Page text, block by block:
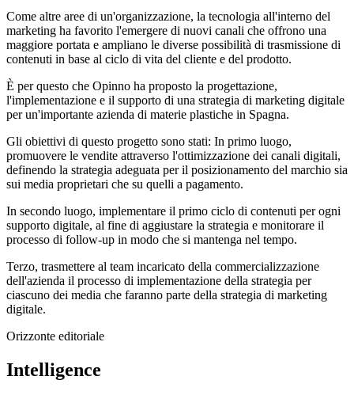
Come altre aree di un'organizzazione, la tecnologia all'interno del
marketing ha favorito l'emergere di nuovi canali che offrono una
maggiore portata e ampliano le diverse possibilità di trasmissione di
contenuti in base al ciclo di vita del cliente e del prodotto.
È per questo che Opinno ha proposto la progettazione,
l'implementazione e il supporto di una strategia di marketing digitale
per un'importante azienda di materie plastiche in Spagna.
Gli obiettivi di questo progetto sono stati: In primo luogo,
promuovere le vendite attraverso l'ottimizzazione dei canali digitali,
definendo la strategia adeguata per il posizionamento del marchio sia
sui media proprietari che su quelli a pagamento.
In secondo luogo, implementare il primo ciclo di contenuti per ogni
supporto digitale, al fine di aggiustare la strategia e monitorare il
processo di follow-up in modo che si mantenga nel tempo.
Terzo, trasmettere al team incaricato della commercializzazione
dell'azienda il processo di implementazione della strategia per
ciascuno dei media che faranno parte della strategia di marketing
digitale.
Orizzonte editoriale
Intelligence